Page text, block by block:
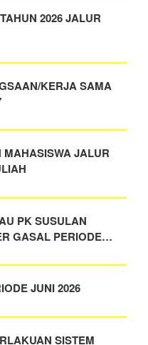
2026 JALUR
KERJA SAMA
JALUR
PK SUSULAN
GASAL PERIODE…
JUNI 2026
SISTEM